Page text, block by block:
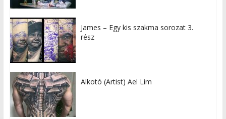
James – Egy kis szakma sorozat 3.
rész
Alkotó (Artist) Ael Lim